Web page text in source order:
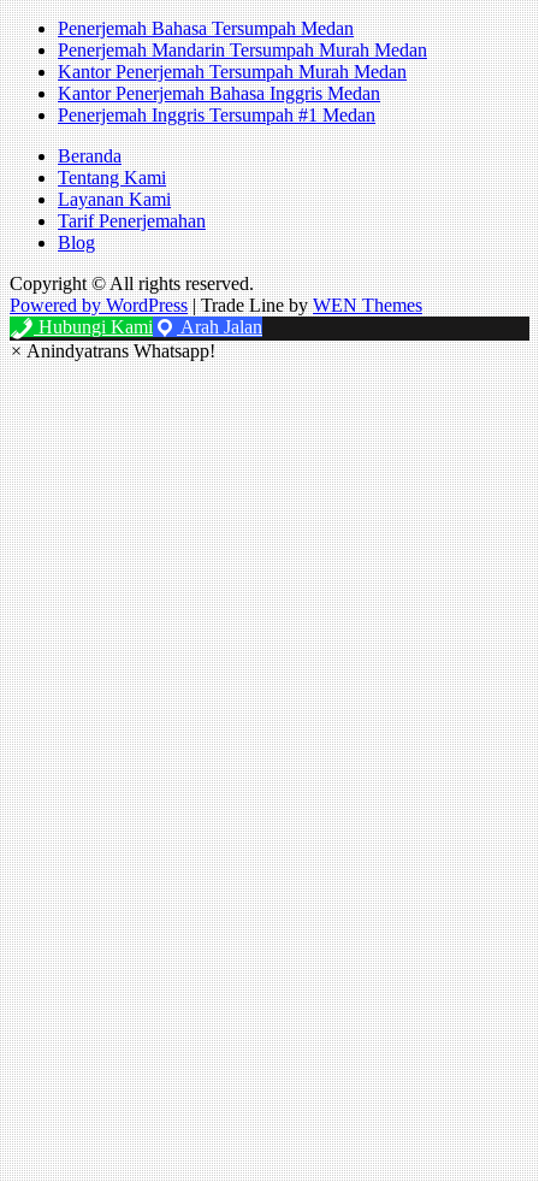
Penerjemah Bahasa Tersumpah Medan
Penerjemah Mandarin Tersumpah Murah Medan
Kantor Penerjemah Tersumpah Murah Medan
Kantor Penerjemah Bahasa Inggris Medan
Penerjemah Inggris Tersumpah #1 Medan
Beranda
Tentang Kami
Layanan Kami
Tarif Penerjemahan
Blog
Copyright © All rights reserved.
Powered by WordPress |Trade Line byWEN Themes
Hubungi Kami
Arah Jalan
×Anindyatrans Whatsapp!